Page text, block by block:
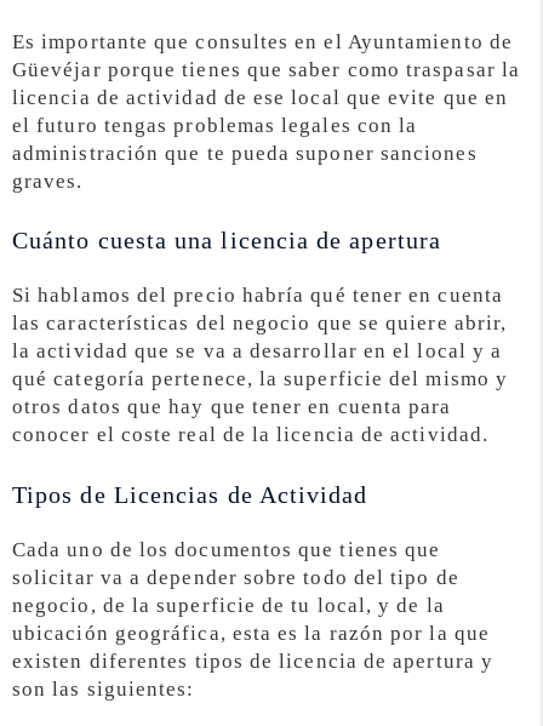
Es importante que consultes en el Ayuntamiento de
Güevéjar porque tienes que saber como traspasar la
licencia de actividad de ese local que evite que en
el futuro tengas problemas legales con la
administración que te pueda suponer sanciones
graves.
Cuánto cuesta una licencia de apertura
Si hablamos del precio habría qué tener en cuenta
las características del negocio que se quiere abrir,
la actividad que se va a desarrollar en el local y a
qué categoría pertenece, la superficie del mismo y
otros datos que hay que tener en cuenta para
conocer el coste real de la licencia de actividad.
Tipos de Licencias de Actividad
Cada uno de los documentos que tienes que
solicitar va a depender sobre todo del tipo de
negocio, de la superficie de tu local, y de la
ubicación geográfica, esta es la razón por la que
existen diferentes tipos de licencia de apertura y
son las siguientes: